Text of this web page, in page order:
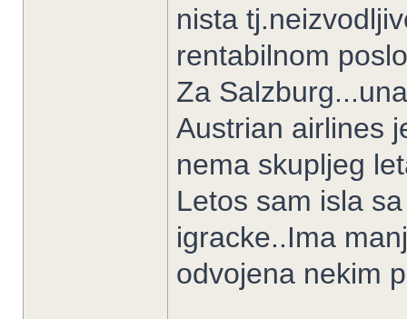
nista
rentabilnom
Za
Austrian airlines
nema skupljeg
Letos sam isla
igracke..Ima
odvojena nekim